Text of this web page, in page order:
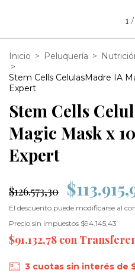
1 /
Inicio > Peluquería >
>
Stem Cells CelulasMadre IA
Expert
Stem Cells
Magic Mask x
Expert
$126.573,30
El descuento puede modificarse al
Precio sin impuestos $94.145,43
$91.132,78 con
3 cuotas sin interés de